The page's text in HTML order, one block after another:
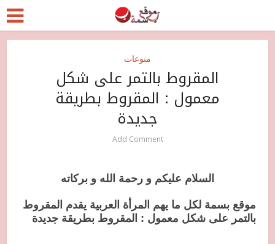
منوعات
المقروط بالتمر على شكل
معمول : المقروط بطريقة
جديدة
Add Comment
السلام عليكم و رحمة الله و بركاته
موقع بسمة لكل ما يهم المرأة العربية يقدم المقروط
بالتمر على شكل معمول : المقروط بطريقة جديدة